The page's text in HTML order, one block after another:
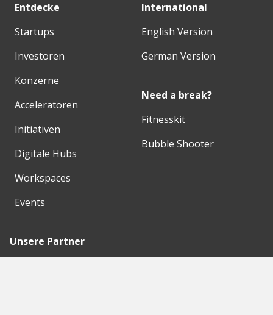
Entdecke
Startups
Investoren
Konzerne
Acceleratoren
Initiativen
Digitale Hubs
Workspaces
Events
International
English Version
German Version
Need a break?
Fitnesskit
Bubble Shooter
Unsere Partner